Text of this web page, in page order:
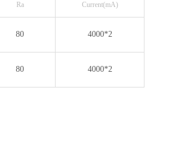
Ra Current(mA)
80 4000*2
80 4000*2